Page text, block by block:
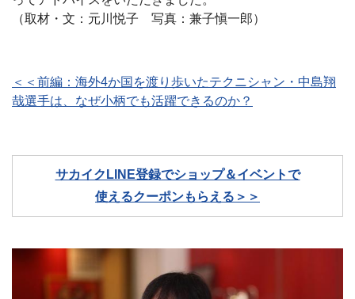
（取材・文：元川悦子 写真：兼子愼一郎）
＜＜前編：海外4か国を渡り歩いたテクニシャン・中島翔
哉選手は、なぜ小柄でも活躍できるのか？
サカイクLINE登録でショップ＆イベントで
使えるクーポンもらえる＞＞